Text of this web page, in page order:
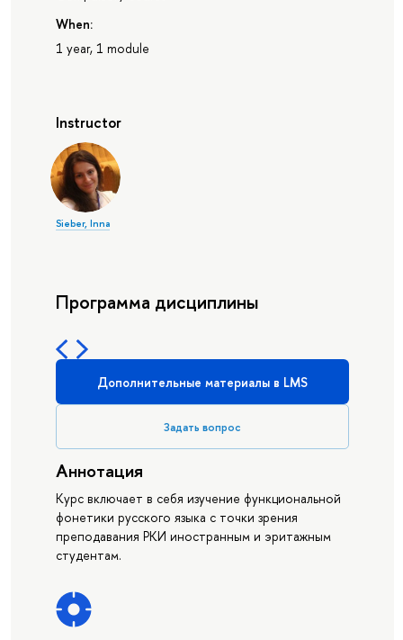
When:
1 year, 1 module
Instructor
Sieber, Inna
Программа дисциплины
Дополнительные материалы в LMS
Задать вопрос
Аннотация
Курс включает в себя изучение функциональной
фонетики русского языка с точки зрения
преподавания РКИ иностранным и эритажным
студентам.